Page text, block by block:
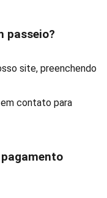
passeio?
site, preenchendo
contato para